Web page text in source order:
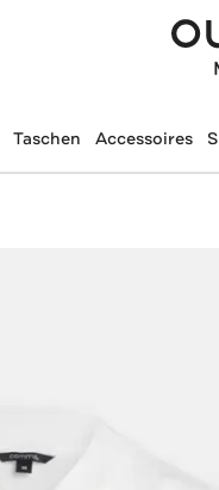
Taschen Accessoires